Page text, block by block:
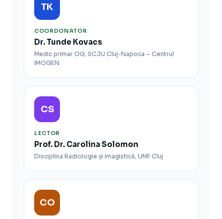
TK
COORDONATOR
Dr. Tunde Kovacs
Medic primar OG, SCJU Cluj-Napoca – Centrul
IMOGEN
CS
LECTOR
Prof. Dr. Carolina Solomon
Disciplina Radiologie și Imagistică, UMF Cluj
CO